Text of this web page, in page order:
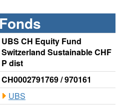
UBS CH Equity Fund
Switzerland Sustainable CHF
P dist
CH0002791769 / 970161
UBS